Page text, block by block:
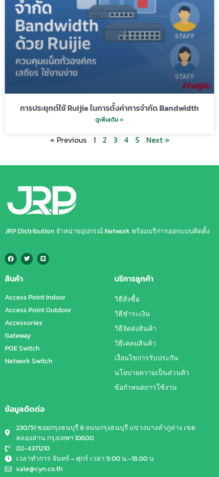
การประยุกต์ใช้ Ruijie ในการตั้งค่าการจำกัด Bandwidth
ดูเพิ่มเติม »
« Previous 1 2 3 4 5 Next »
JRP Distribution จำหน่ายอุปกรณ์ Network พร้อมบริการออกแบบติดตั้ง
สินค้า
Access Point Indoor
Access Point Outdoor
Accessories
Gateway
POE Switch
Network Switch
บริการลูกค้า
วิธีสั่งซื้อ
วิธีชำระเงิน
วิธีจัดส่งสินค้า
วิธีเคลมสินค้า
เงื่อนไขการรับประกัน
นโยบายความเป็นส่วนตัว
ข้อกำหนดการใช้งาน
ข้อมูลติดต่อ
230/51 ซอยกรุงธนบุรี 6 ถนนกรุงธนบุรี แขวงบางลำภูล่าง เขต
คลองสาน กรุงเทพฯ 10600
02-4371210
เวลาทำการ จันทร์ – ศุกร์ เวลา 9.00 น.-18.00 น
sale@cyn.co.th